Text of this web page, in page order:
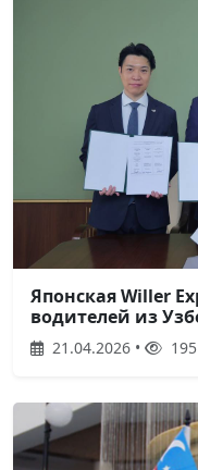
Японская Willer
водителей из
21.04.2026 •